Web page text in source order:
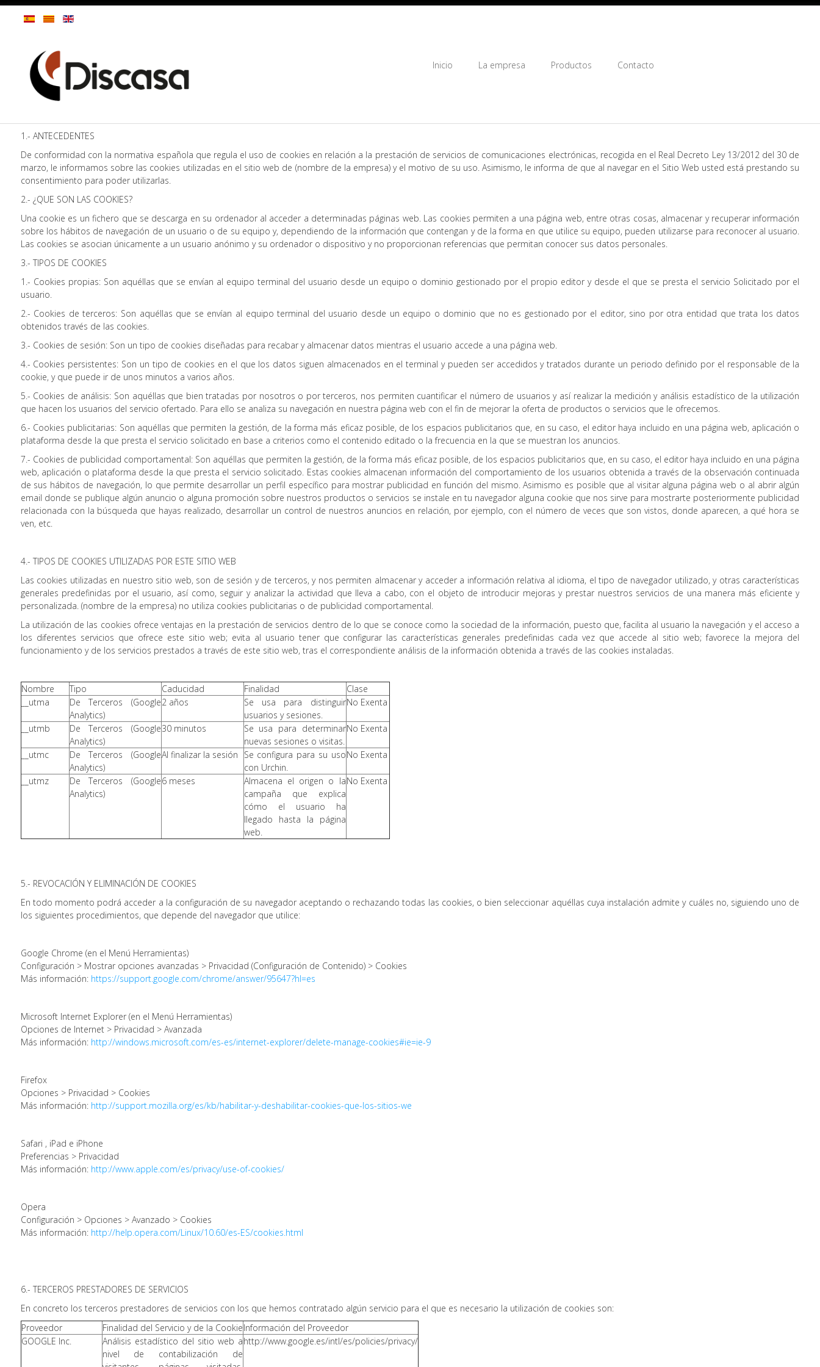
Inicio La empresa Productos Contacto
1.- ANTECEDENTES
De conformidad con la normativa española que regula el uso de cookies en relación a la prestación de servicios de comunicaciones electrónicas, recogida en el Real Decreto Ley 13/2012 del 30 de
marzo, le informamos sobre las cookies utilizadas en el sitio web de (nombre de la empresa) y el motivo de su uso. Asimismo, le informa de que al navegar en el Sitio Web usted está prestando su
consentimiento para poder utilizarlas.
2.- ¿QUE SON LAS COOKIES?
Una cookie es un fichero que se descarga en su ordenador al acceder a determinadas páginas web. Las cookies permiten a una página web, entre otras cosas, almacenar y recuperar información
sobre los hábitos de navegación de un usuario o de su equipo y, dependiendo de la información que contengan y de la forma en que utilice su equipo, pueden utilizarse para reconocer al usuario.
Las cookies se asocian únicamente a un usuario anónimo y su ordenador o dispositivo y no proporcionan referencias que permitan conocer sus datos personales.
3.- TIPOS DE COOKIES
1.- Cookies propias: Son aquéllas que se envían al equipo terminal del usuario desde un equipo o dominio gestionado por el propio editor y desde el que se presta el servicio Solicitado por el
usuario.
2.- Cookies de terceros: Son aquéllas que se envían al equipo terminal del usuario desde un equipo o dominio que no es gestionado por el editor, sino por otra entidad que trata los datos
obtenidos través de las cookies.
3.- Cookies de sesión: Son un tipo de cookies diseñadas para recabar y almacenar datos mientras el usuario accede a una página web.
4.- Cookies persistentes: Son un tipo de cookies en el que los datos siguen almacenados en el terminal y pueden ser accedidos y tratados durante un periodo definido por el responsable de la
cookie, y que puede ir de unos minutos a varios años.
5.- Cookies de análisis: Son aquéllas que bien tratadas por nosotros o por terceros, nos permiten cuantificar el número de usuarios y así realizar la medición y análisis estadístico de la utilización
que hacen los usuarios del servicio ofertado. Para ello se analiza su navegación en nuestra página web con el fin de mejorar la oferta de productos o servicios que le ofrecemos.
6.- Cookies publicitarias: Son aquéllas que permiten la gestión, de la forma más eficaz posible, de los espacios publicitarios que, en su caso, el editor haya incluido en una página web, aplicación o
plataforma desde la que presta el servicio solicitado en base a criterios como el contenido editado o la frecuencia en la que se muestran los anuncios.
7.- Cookies de publicidad comportamental: Son aquéllas que permiten la gestión, de la forma más eficaz posible, de los espacios publicitarios que, en su caso, el editor haya incluido en una página
web, aplicación o plataforma desde la que presta el servicio solicitado. Estas cookies almacenan información del comportamiento de los usuarios obtenida a través de la observación continuada
de sus hábitos de navegación, lo que permite desarrollar un perfil específico para mostrar publicidad en función del mismo. Asimismo es posible que al visitar alguna página web o al abrir algún
email donde se publique algún anuncio o alguna promoción sobre nuestros productos o servicios se instale en tu navegador alguna cookie que nos sirve para mostrarte posteriormente publicidad
relacionada con la búsqueda que hayas realizado, desarrollar un control de nuestros anuncios en relación, por ejemplo, con el número de veces que son vistos, donde aparecen, a qué hora se
ven, etc.
4.- TIPOS DE COOKIES UTILIZADAS POR ESTE SITIO WEB
Las cookies utilizadas en nuestro sitio web, son de sesión y de terceros, y nos permiten almacenar y acceder a información relativa al idioma, el tipo de navegador utilizado, y otras características
generales predefinidas por el usuario, así como, seguir y analizar la actividad que lleva a cabo, con el objeto de introducir mejoras y prestar nuestros servicios de una manera más eficiente y
personalizada. (nombre de la empresa) no utiliza cookies publicitarias o de publicidad comportamental.
La utilización de las cookies ofrece ventajas en la prestación de servicios dentro de lo que se conoce como la sociedad de la información, puesto que, facilita al usuario la navegación y el acceso a
los diferentes servicios que ofrece este sitio web; evita al usuario tener que configurar las características generales predefinidas cada vez que accede al sitio web; favorece la mejora del
funcionamiento y de los servicios prestados a través de este sitio web, tras el correspondiente análisis de la información obtenida a través de las cookies instaladas.
Nombre Tipo Caducidad Finalidad
Clase
__utma
De Terceros (Google
Analytics)
2 años
Se usa para distinguir
usuarios y sesiones.
No Exenta
__utmb
De Terceros (Google
Analytics)
30 minutos
Se usa para determinar
nuevas sesiones o visitas.
No Exenta
__utmc
De Terceros (Google
Analytics)
Al finalizar la sesión
Se configura para su uso
con Urchin.
No Exenta
__utmz
De Terceros (Google
Analytics)
6 meses
Almacena el origen o la
campaña que explica
cómo el usuario ha
llegado hasta la página
web.
No Exenta
5.- REVOCACIÓN Y ELIMINACIÓN DE COOKIES
En todo momento podrá acceder a la configuración de su navegador aceptando o rechazando todas las cookies, o bien seleccionar aquéllas cuya instalación admite y cuáles no, siguiendo uno de
los siguientes procedimientos, que depende del navegador que utilice:
Google Chrome (en el Menú Herramientas)
Configuración > Mostrar opciones avanzadas > Privacidad (Configuración de Contenido) > Cookies
Más información: https://support.google.com/chrome/answer/95647?hl=es
Microsoft Internet Explorer (en el Menú Herramientas)
Opciones de Internet > Privacidad > Avanzada
Más información: http://windows.microsoft.com/es-es/internet-explorer/delete-manage-cookies#ie=ie-9
Firefox
Opciones > Privacidad > Cookies
Más información: http://support.mozilla.org/es/kb/habilitar-y-deshabilitar-cookies-que-los-sitios-we
Safari , iPad e iPhone
Preferencias > Privacidad
Más información: http://www.apple.com/es/privacy/use-of-cookies/
Opera
Configuración > Opciones > Avanzado > Cookies
Más información: http://help.opera.com/Linux/10.60/es-ES/cookies.html
6.- TERCEROS PRESTADORES DE SERVICIOS
En concreto los terceros prestadores de servicios con los que hemos contratado algún servicio para el que es necesario la utilización de cookies son:
Proveedor
Finalidad del Servicio y de la CookieInformación del Proveedor
GOOGLE Inc.
Análisis estadístico del sitio web a
nivel de contabilización de
http://www.google.es/intl/es/policies/privacy/